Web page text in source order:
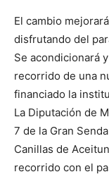
El cambio
disfrutando del
Se acondicionará
recorrido de una
financiado la
La Diputación de
7 de la Gran
Canillas de
recorrido con el